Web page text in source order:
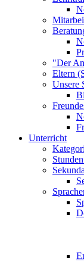
"Der
Eltern
Unsere
Unterricht